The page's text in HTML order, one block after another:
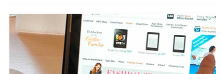
2.0
–
Trainer